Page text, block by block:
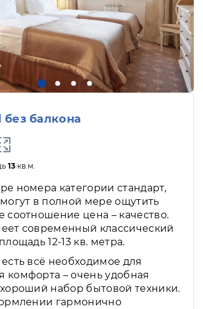
без балкона
13кв.м.
номера категории стандарт,
в полной мере ощутить
соотношение цена – качество.
современный классический
12-13 кв. метра.
всё необходимое для
– очень удобная
набор бытовой техники.
гармонично